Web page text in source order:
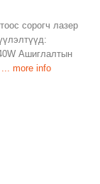
сорогч лазер
Ашиглалтын
... more info